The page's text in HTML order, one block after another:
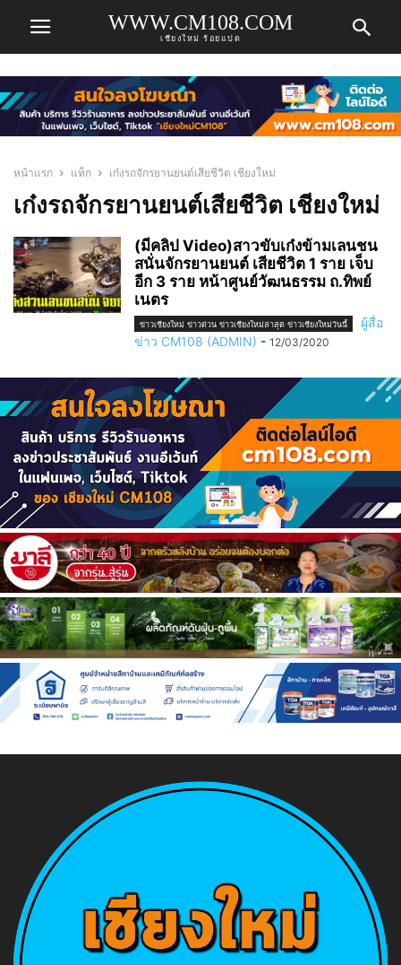
WWW.CM108.COM
เชียงใหม่ ร้อยแปด
หน้าแรก แท็ก เก๋งรถจักรยานยนต์เสียชีวิต เชียงใหม่
เก๋งรถจักรยานยนต์เสียชีวิต เชียงใหม่
(มีคลิป Video)สาวขับเก๋งข้ามเลนชน
สนั่นจักรยานยนต์ เสียชีวิต 1 ราย เจ็บ
อีก 3 ราย หน้าศูนย์วัฒนธรรม ถ.ทิพย์
เนตร
ข่าวเชียงใหม่ ข่าวด่วน ข่าวเชียงใหม่ล่าสุด ข่าวเชียงใหม่วันนี้
ผู้สื่อ
ข่าว CM108 (ADMIN) - 12/03/2020